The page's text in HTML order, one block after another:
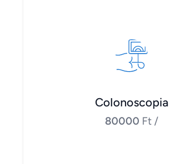
Colonoscopia
80000 Ft /